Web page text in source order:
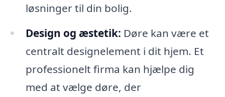
løsninger til din bolig.
Design og æstetik: Døre kan være et
centralt designelement i dit hjem. Et
professionelt firma kan hjælpe dig
med at vælge døre, der